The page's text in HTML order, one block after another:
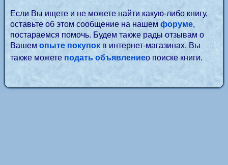
Если Вы ищете и не можете найти какую-либо книгу,
оставьте об этом сообщение на нашемфоруме,
постараемся помочь. Будем также рады отзывам о
Вашем опыте покупок в интернет-магазинах. Вы
также можетеподать объявлениео поиске книги.